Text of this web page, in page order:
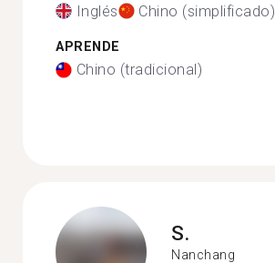
Inglés Chino (simplificado)
APRENDE
Chino (tradicional)
S.
Nanchang